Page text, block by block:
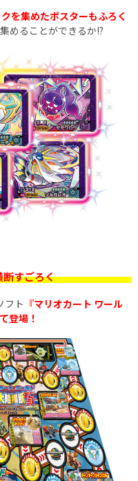
を集めたポスターもふろく
めることができるか!?
すごろく
フト 『マリオカート ワール
登場！